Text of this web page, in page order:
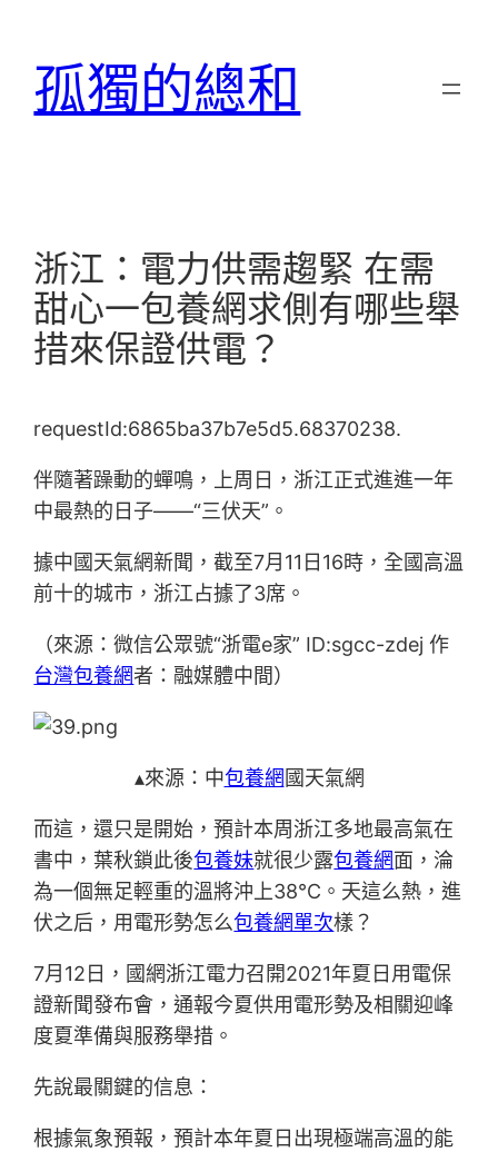
孤獨的總和
浙江：電力供需趨緊 在需
甜心一包養網求側有哪些舉
措來保證供電？
requestId:6865ba37b7e5d5.68370238.
伴隨著躁動的蟬鳴，上周日，浙江正式進進一年
中最熱的日子——“三伏天”。
據中國天氣網新聞，截至7月11日16時，全國高溫
前十的城市，浙江占據了3席。
（來源：微信公眾號“浙電e家” ID:sgcc-zdej 作
台灣包養網者：融媒體中間）
▴來源：中包養網 國天氣網
而這，還只是開始，預計本周浙江多地最高氣在
書中，葉秋鎖此後包養妹就很少露包養網面，淪
為一個無足輕重的溫將沖上38℃。天這么熱，進
伏之后，用電形勢怎么包養網單次樣？
7月12日，國網浙江電力召開2021年夏日用電保
證新聞發布會，通報今夏供用電形勢及相關迎峰
度夏準備與服務舉措。
先說最關鍵的信息：
根據氣象預報，預計本年夏日出現極端高溫的能